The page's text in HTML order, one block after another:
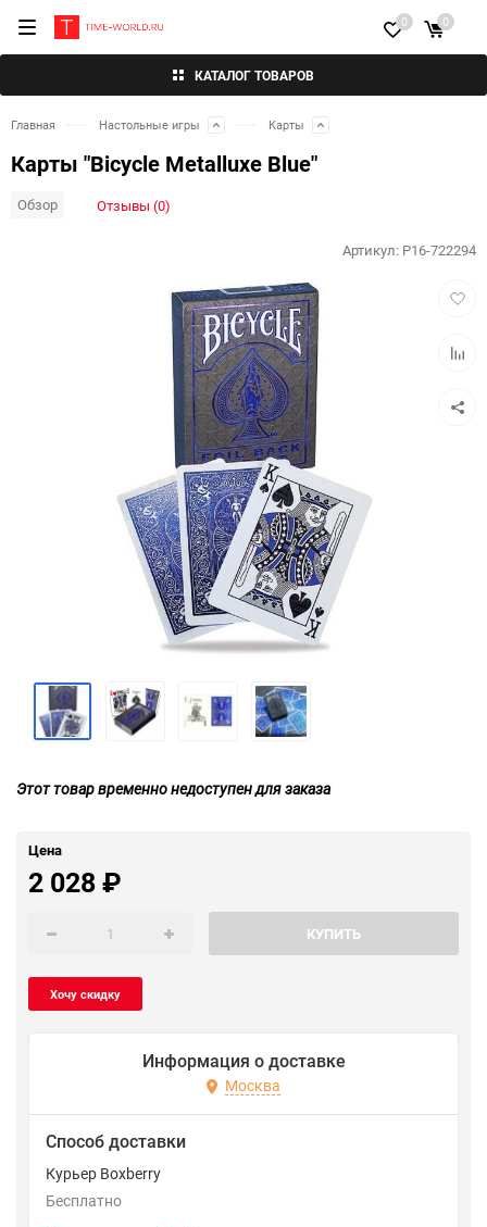
КАТАЛОГ ТОВАРОВ
0 0
Главная Настольные игры Карты
Карты "Bicycle Metalluxe Blue"
Обзор Отзывы (0)
Артикул: P16-722294
Этот товар временно недоступен для заказа
Цена
2 028₽
КУПИТЬ
Информация о доставке
Москва
Способ доставки
Курьер Boxberry
Бесплатно